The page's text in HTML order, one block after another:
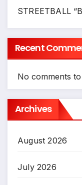
STREETBALL
Recent
No comments
Archives
August 2026
July 2026